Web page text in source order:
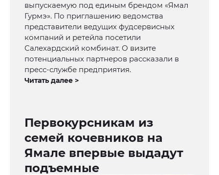
выпускаемую под единым брендом «Ямал
Гурмэ». По приглашению ведомства
представители ведущих фудсервисных
компаний и ретейла посетили
Салехардский комбинат. О визите
потенциальных партнеров рассказали в
пресс-службе предприятия.
Читать далее >
Первокурсникам из
семей кочевников на
Ямале впервые выдадут
подъемные